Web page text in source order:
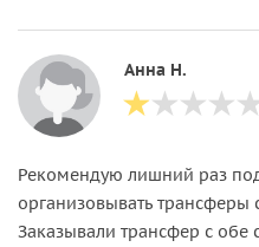
Анна Н.
Рекомендую лишний раз
организовывать
Заказывали трансфер с обе